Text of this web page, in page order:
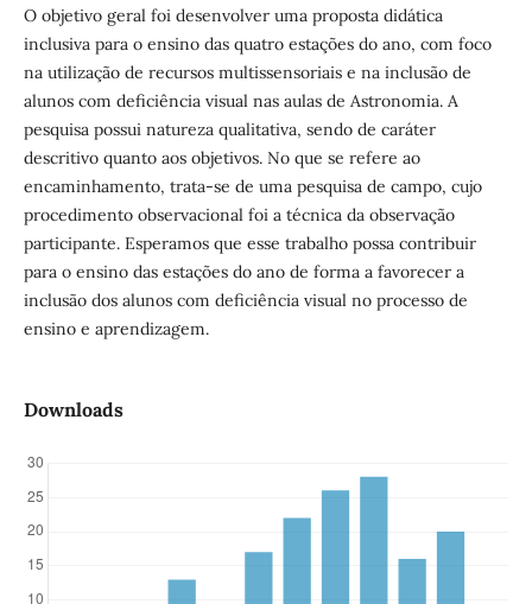
O objetivo geral foi desenvolver uma proposta didática
inclusiva para o ensino das quatro estações do ano, com foco
na utilização de recursos multissensoriais e na inclusão de
alunos com deficiência visual nas aulas de Astronomia. A
pesquisa possui natureza qualitativa, sendo de caráter
descritivo quanto aos objetivos. No que se refere ao
encaminhamento, trata-se de uma pesquisa de campo, cujo
procedimento observacional foi a técnica da observação
participante. Esperamos que esse trabalho possa contribuir
para o ensino das estações do ano de forma a favorecer a
inclusão dos alunos com deficiência visual no processo de
ensino e aprendizagem.
Downloads